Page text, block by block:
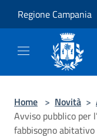
Regione Campania
Home > Novità >
Avviso pubblico per
fabbisogno